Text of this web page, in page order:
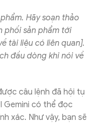
. Hãy soạn thảo
phối sản phẩm tới
tài liệu có liên quan].
đầu dòng khi nói về
câu lệnh đã hội tụ
Gemini có thể đọc
xác. Như vậy, bạn sẽ